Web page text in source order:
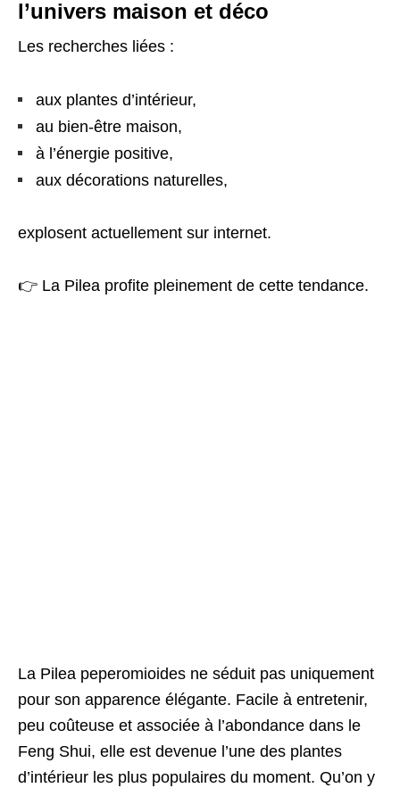
l’univers maison et déco
Les recherches liées :
aux plantes d’intérieur,
au bien-être maison,
à l’énergie positive,
aux décorations naturelles,
explosent actuellement sur internet.
👉 La Pilea profite pleinement de cette tendance.
La Pilea peperomioides ne séduit pas uniquement
pour son apparence élégante. Facile à entretenir,
peu coûteuse et associée à l’abondance dans le
Feng Shui, elle est devenue l’une des plantes
d’intérieur les plus populaires du moment. Qu’on y